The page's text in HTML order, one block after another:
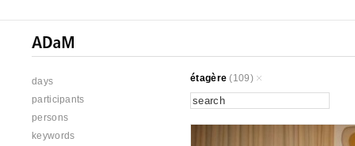
days
participants
persons
keywords
étagère (109)